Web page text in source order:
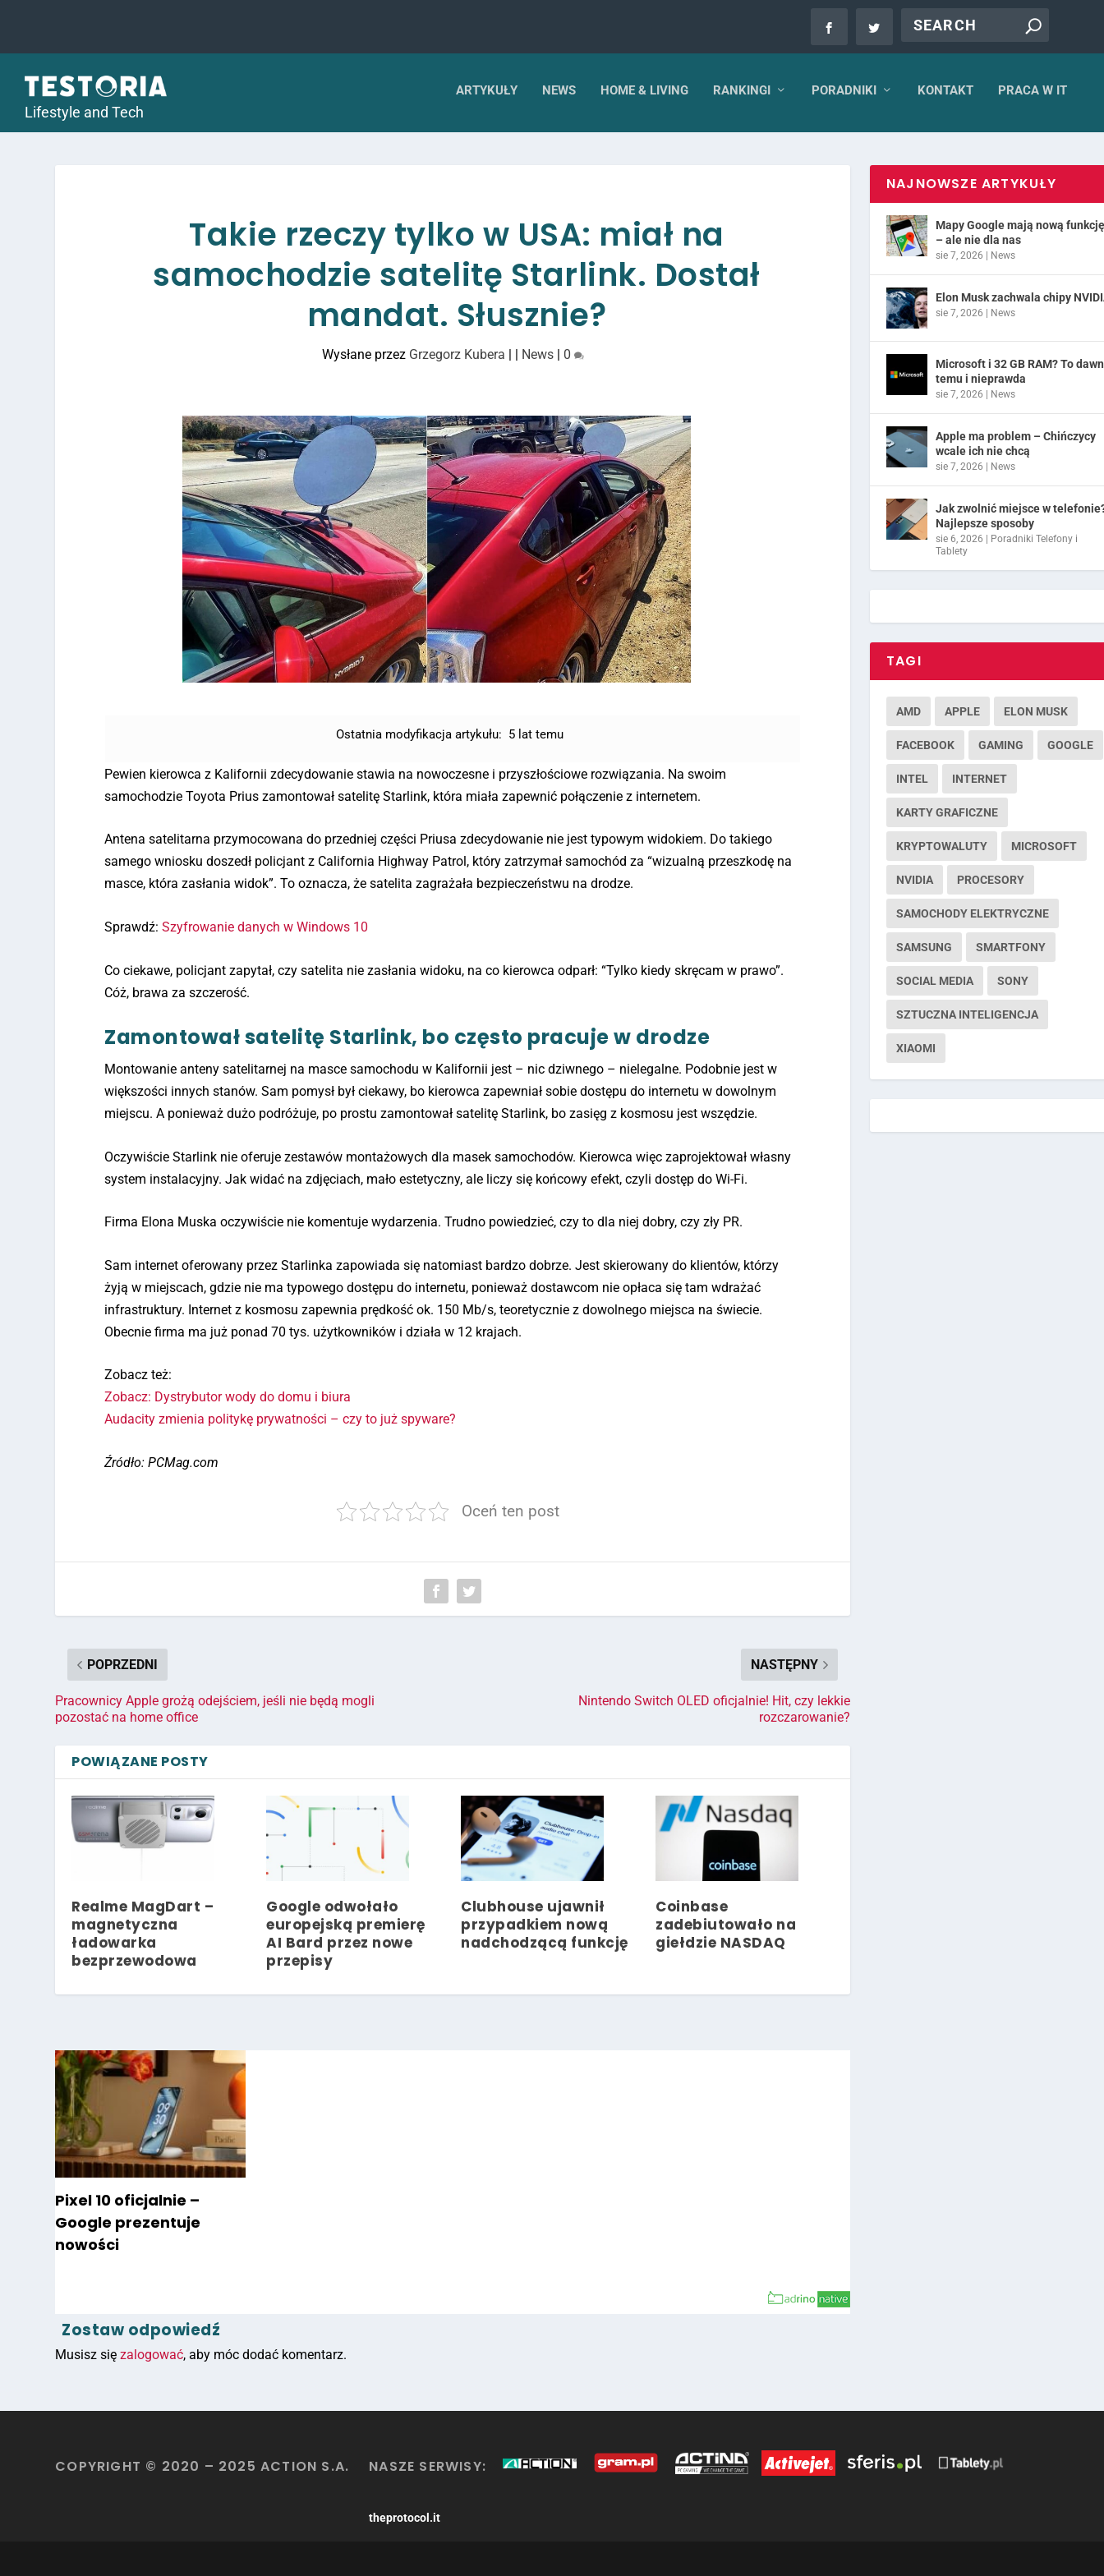
Lifestyle and Tech
ARTYKUŁY NEWS HOME & LIVING RANKINGI PORADNIKI KONTAKT PRACA W IT
Takie rzeczy tylko w USA: miał na
samochodzie satelitę Starlink. Dostał
mandat. Słusznie?
Wysłane przez Grzegorz Kubera | | News| 0
Ostatnia modyfikacja artykułu: 5 lat temu
Pewien kierowca z Kalifornii zdecydowanie stawia na nowoczesne i przyszłościowe rozwiązania. Na swoim
samochodzie Toyota Prius zamontował satelitę Starlink, która miała zapewnić połączenie z internetem.
Antena satelitarna przymocowana do przedniej części Priusa zdecydowanie nie jest typowym widokiem. Do takiego
samego wniosku doszedł policjant z California Highway Patrol, który zatrzymał samochód za “wizualną przeszkodę na
masce, która zasłania widok”. To oznacza, że satelita zagrażała bezpieczeństwu na drodze.
Sprawdź:Szyfrowanie danych w Windows 10
Co ciekawe, policjant zapytał, czy satelita nie zasłania widoku, na co kierowca odparł: “Tylko kiedy skręcam w prawo”.
Cóż, brawa za szczerość.
Zamontował satelitę Starlink, bo często pracuje w drodze
Montowanie anteny satelitarnej na masce samochodu w Kalifornii jest – nic dziwnego – nielegalne. Podobnie jest w
większości innych stanów. Sam pomysł był ciekawy, bo kierowca zapewniał sobie dostępu do internetu w dowolnym
miejscu. A ponieważ dużo podróżuje, po prostu zamontował satelitę Starlink, bo zasięg z kosmosu jest wszędzie.
Oczywiście Starlink nie oferuje zestawów montażowych dla masek samochodów. Kierowca więc zaprojektował własny
system instalacyjny. Jak widać na zdjęciach, mało estetyczny, ale liczy się końcowy efekt, czyli dostęp do Wi-Fi.
Firma Elona Muska oczywiście nie komentuje wydarzenia. Trudno powiedzieć, czy to dla niej dobry, czy zły PR.
Sam internet oferowany przez Starlinka zapowiada się natomiast bardzo dobrze. Jest skierowany do klientów, którzy
żyją w miejscach, gdzie nie ma typowego dostępu do internetu, ponieważ dostawcom nie opłaca się tam wdrażać
infrastruktury. Internet z kosmosu zapewnia prędkość ok. 150 Mb/s, teoretycznie z dowolnego miejsca na świecie.
Obecnie firma ma już ponad 70 tys. użytkowników i działa w 12 krajach.
Zobacz też:
Zobacz: Dystrybutor wody do domu i biura
Audacity zmienia politykę prywatności – czy to już spyware?
Źródło: PCMag.com
Oceń ten post
POPRZEDNI
Pracownicy Apple grożą odejściem, jeśli nie będą mogli
pozostać na home office
NASTĘPNY
Nintendo Switch OLED oficjalnie! Hit, czy lekkie
rozczarowanie?
POWIĄZANE POSTY
Realme MagDart –
magnetyczna
ładowarka
bezprzewodowa
Google odwołało
europejską premierę
AI Bard przez nowe
przepisy
Clubhouse ujawnił
przypadkiem nową
nadchodzącą funkcję
Coinbase
zadebiutowało na
giełdzie NASDAQ
Pixel 10 oficjalnie –
Google prezentuje
nowości
Zostaw odpowiedź
Musisz sięzalogować, aby móc dodać komentarz.
NAJNOWSZE ARTYKUŁY
Mapy Google mają nową funkcję
– ale nie dla nas
sie 7, 2026 | News
Elon Musk zachwala chipy
sie 7, 2026 | News
Microsoft i 32 GB RAM? To
temu i nieprawda
sie 7, 2026 | News
Apple ma problem – Chińczycy
wcale ich nie chcą
sie 7, 2026 | News
Jak zwolnić miejsce w
Najlepsze sposoby
sie 6, 2026 | Poradniki Telefony i
Tablety
TAGI
AMD APPLE ELON MUSK
FACEBOOK GAMING GOOGLE
INTEL INTERNET
KARTY GRAFICZNE
KRYPTOWALUTY MICROSOFT
NVIDIA PROCESORY
SAMOCHODY ELEKTRYCZNE
SAMSUNG SMARTFONY
SOCIAL MEDIA SONY
SZTUCZNA INTELIGENCJA
XIAOMI
COPYRIGHT © 2020 – 2025 ACTION S.A. NASZE SERWISY:
theprotocol.it